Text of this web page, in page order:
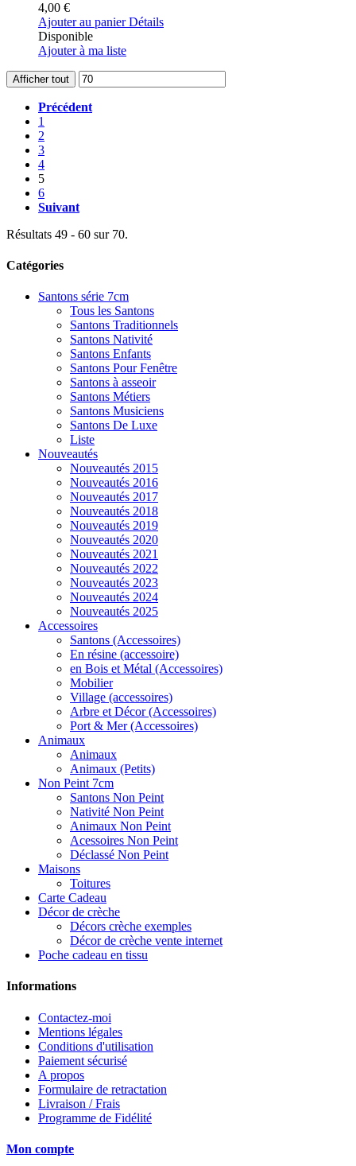
4,00 €
Ajouter au panier Détails
Disponible
Ajouter à ma liste
Afficher tout
Précédent
1
2
3
4
5
6
Suivant
Résultats 49 - 60 sur 70.
Catégories
Santons série 7cm
Tous les Santons
Santons Traditionnels
Santons Nativité
Santons Enfants
Santons Pour Fenêtre
Santons à asseoir
Santons Métiers
Santons Musiciens
Santons De Luxe
Liste
Nouveautés
Nouveautés 2015
Nouveautés 2016
Nouveautés 2017
Nouveautés 2018
Nouveautés 2019
Nouveautés 2020
Nouveautés 2021
Nouveautés 2022
Nouveautés 2023
Nouveautés 2024
Nouveautés 2025
Accessoires
Santons (Accessoires)
En résine (accessoire)
en Bois et Métal (Accessoires)
Mobilier
Village (accessoires)
Arbre et Décor (Accessoires)
Port & Mer (Accessoires)
Animaux
Animaux
Animaux (Petits)
Non Peint 7cm
Santons Non Peint
Nativité Non Peint
Animaux Non Peint
Acessoires Non Peint
Déclassé Non Peint
Maisons
Toitures
Carte Cadeau
Décor de crèche
Décors crèche exemples
Décor de crèche vente internet
Poche cadeau en tissu
Informations
Contactez-moi
Mentions légales
Conditions d'utilisation
Paiement sécurisé
A propos
Formulaire de retractation
Livraison / Frais
Programme de Fidélité
Mon compte